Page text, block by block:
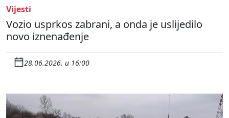
Vijesti
Vozio usprkos zabrani, a onda je uslijedilo
novo iznenađenje
28.06.2026. u 16:00